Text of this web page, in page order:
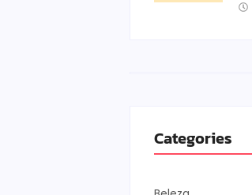
Categories